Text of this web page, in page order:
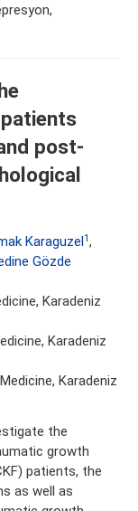
post-
Karaguzel 1,
Gözde
Karadeniz
Karadeniz
Karadeniz
the
growth
patients, the
as well as